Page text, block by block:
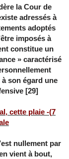
la Cour de
adressés à
adoptés
imposés à
constitue un
» caractérisé
son égard une
[29]
cette plaie
!
nullement par
vient à bout,